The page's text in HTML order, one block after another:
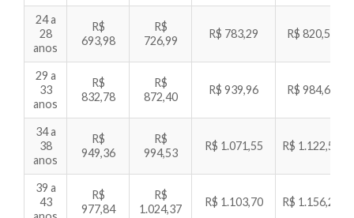
24 a
28
anos
R$
693,98
R$
726,99
R$ 783,29 R$ 820,57
29 a
33
anos
R$
832,78
R$
872,40
R$ 939,96 R$ 984,69
34 a
38
anos
R$
949,36
R$
994,53
R$ 1.071,55 R$ 1.122,54
39 a
43
R$
977,84
R$
1.024,37
R$ 1.103,70 R$ 1.156,22